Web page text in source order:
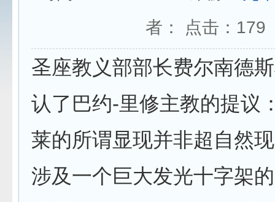
者： 点击： 179
圣座教义部部长费尔南德
认了巴约-里修主教的提议
莱的所谓显现并非超自然
涉及一个巨大发光十字架